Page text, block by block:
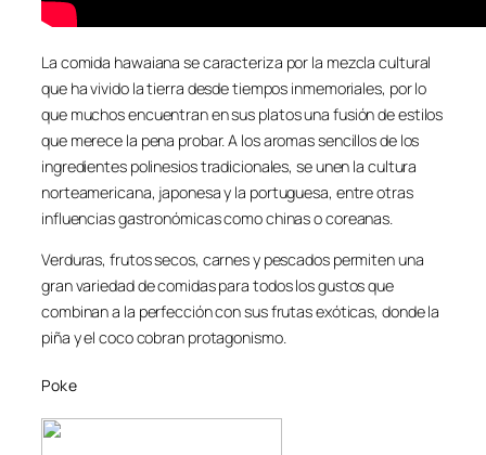
La comida hawaiana se caracteriza por la mezcla cultural
que ha vivido la tierra desde tiempos inmemoriales, por lo
que muchos encuentran en sus platos una fusión de estilos
que merece la pena probar. A los aromas sencillos de los
ingredientes polinesios tradicionales, se unen la cultura
norteamericana, japonesa y la portuguesa, entre otras
influencias gastronómicas como chinas o coreanas.
Verduras, frutos secos, carnes y pescados permiten una
gran variedad de comidas para todos los gustos que
combinan a la perfección con sus frutas exóticas, donde la
piña y el coco cobran protagonismo.
Poke